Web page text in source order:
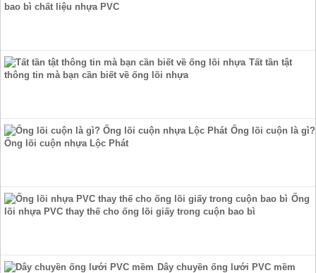
bao bì chất liệu nhựa PVC
Tất tần tật
thông tin mà bạn cần biết về ống lõi nhựa
Ống lõi cuộn là gì?
Ống lõi cuộn nhựa Lộc Phát
Ống
lõi nhựa PVC thay thế cho ống lõi giấy trong cuộn bao bì
Dây chuyền ống lưới PVC mềm